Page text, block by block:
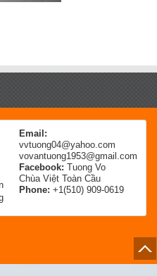
Email:
vvtuong04@yahoo.com
vovantuong1953@gmail.com
Facebook: Tuong Vo
Chùa Việt Toàn Cầu
Phone: +1(510) 909-0619